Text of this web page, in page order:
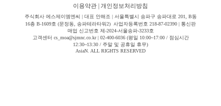
이용약관 개인정보처리방침
주식회사 에스제이엠엔씨 | 대표 안해조 | 서울특별시 송파구 송파대로 201, B동
16층 B-1609호 (문정동, 송파테라타워2) 사업자등록번호 218-87-02390 | 통신판
매업 신고번호 제-2024-서울송파-3233호
고객센터 cs_moa@sjmnc.co.kr | 02-400-6036 (평일 10:00~17:00 / 점심시간
12:30~13:30 / 주말 및 공휴일 휴무)
AsiaN. ALL RIGHTS RESERVED